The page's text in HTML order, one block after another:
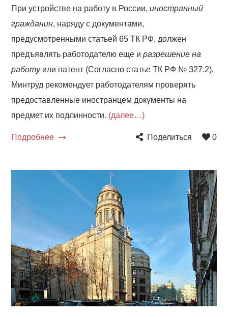
При устройстве на работу в России,иностранный
гражданин, наряду с документами,
предусмотренными статьей 65 ТК РФ, должен
предъявлять работодателю еще иразрешение на
работуили патент (Согласно статье ТК РФ № 327.2).
Минтруд рекомендует работодателям проверять
предоставленные иностранцем документы на
предмет их подлинности. (далее…)
Подробнее Поделиться 0